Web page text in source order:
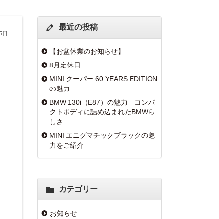
日
最近の投稿
【お盆休業のお知らせ】
8月定休日
MINI クーパー 60 YEARS EDITION
の魅力
BMW 130i（E87）の魅力｜コンパ
クトボディに詰め込まれたBMWら
しさ
MINI エニグマチックブラックの魅
力をご紹介
カテゴリー
お知らせ